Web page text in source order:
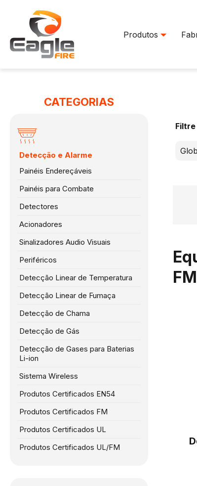
Produtos
CATEGORIAS
Detecção e Alarme
Painéis Endereçáveis
Painéis para Combate
Detectores
Acionadores
Sinalizadores Audio Visuais
Periféricos
Detecção Linear de Temperatura
Detecção Linear de Fumaça
Detecção de Chama
Detecção de Gás
Detecção de Gases para Baterias
Li-ion
Sistema Wireless
Produtos Certificados EN54
Produtos Certificados FM
Produtos Certificados UL
Produtos Certificados UL/FM